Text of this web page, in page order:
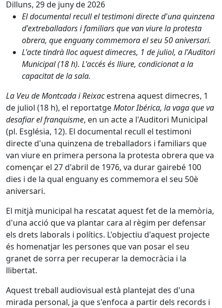
Dilluns, 29 de juny de 2026
El documental recull el testimoni directe d'una quinzena
d'extreballadors i familiars que van viure la protesta
obrera, que enguany commemora el seu 50 aniversari.
L'acte tindrà lloc aquest dimecres, 1 de juliol, a l'Auditori
Municipal (18 h). L'accés és lliure, condicionat a la
capacitat de la sala.
La Veu de Montcada i Reixacestrena aquest dimecres, 1
de juliol (18 h), el reportatgeMotor Ibérica, la vaga que va
desafiar el franquisme, en un acte a l'Auditori Municipal
(pl. Església, 12). El documental recull el testimoni
directe d'una quinzena de treballadors i familiars que
van viure en primera persona la protesta obrera que va
començar el 27 d'abril de 1976, va durar gairebé 100
dies i de la qual enguany es commemora el seu 50è
aniversari.
El mitjà municipal ha rescatat aquest fet de la memòria,
d'una acció que va plantar cara al règim per defensar
els drets laborals i polítics. L'objectiu d'aquest projecte
és homenatjar les persones que van posar el seu
granet de sorra per recuperar la democràcia i la
llibertat.
Aquest treball audiovisual està plantejat des d'una
mirada personal, ja que s'enfoca a partir dels records i